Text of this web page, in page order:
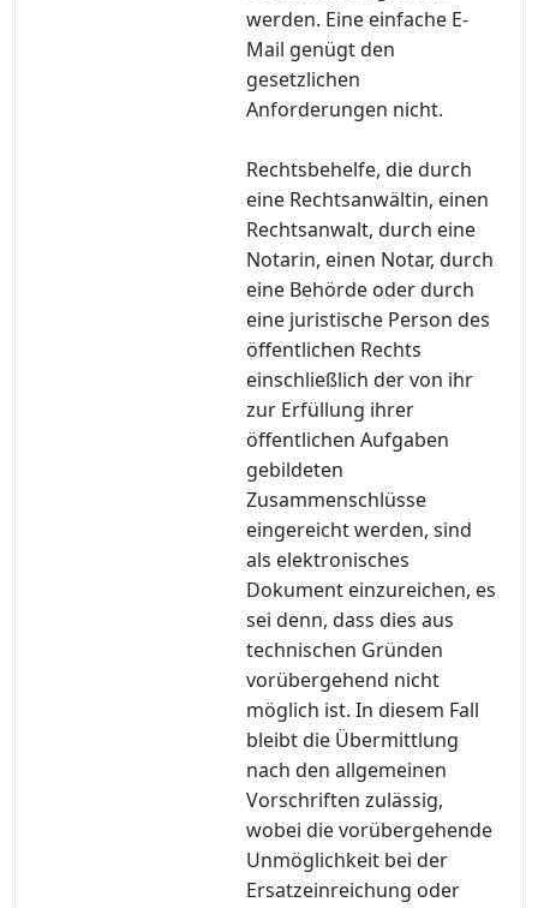
werden. Eine einfache E-
Mail genügt den
gesetzlichen
Anforderungen nicht.
Rechtsbehelfe, die durch
eine Rechtsanwältin, einen
Rechtsanwalt, durch eine
Notarin, einen Notar, durch
eine Behörde oder durch
eine juristische Person des
öffentlichen Rechts
einschließlich der von ihr
zur Erfüllung ihrer
öffentlichen Aufgaben
gebildeten
Zusammenschlüsse
eingereicht werden, sind
als elektronisches
Dokument einzureichen, es
sei denn, dass dies aus
technischen Gründen
vorübergehend nicht
möglich ist. In diesem Fall
bleibt die Übermittlung
nach den allgemeinen
Vorschriften zulässig,
wobei die vorübergehende
Unmöglichkeit bei der
Ersatzeinreichung oder